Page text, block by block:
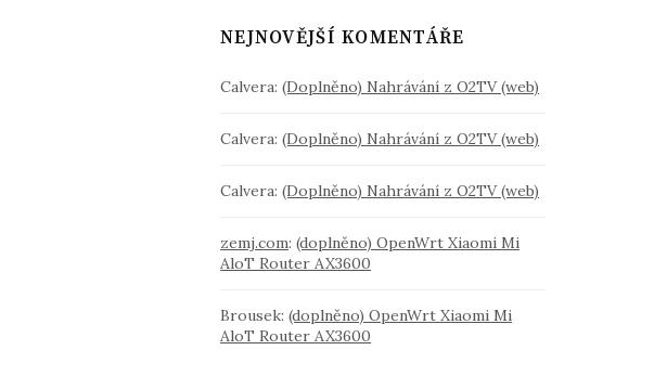
NEJNOVĚJŠÍ KOMENTÁŘE
Calvera:(Doplněno) Nahrávání z O2TV (web)
Calvera:(Doplněno) Nahrávání z O2TV (web)
Calvera:(Doplněno) Nahrávání z O2TV (web)
zemj.com:(doplněno) OpenWrt Xiaomi Mi
AloT Router AX3600
Brousek:(doplněno) OpenWrt Xiaomi Mi
AloT Router AX3600